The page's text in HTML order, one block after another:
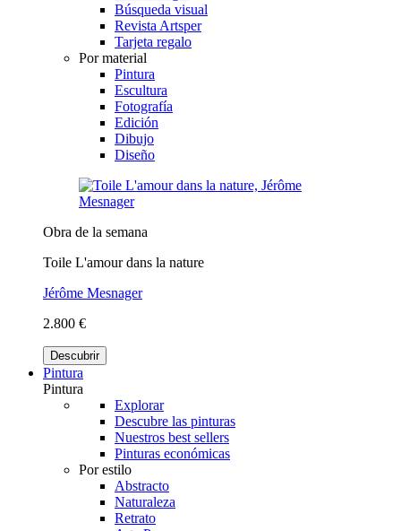
Búsqueda visual
Revista Artsper
Tarjeta regalo
Por material
Pintura
Escultura
Fotografía
Edición
Dibujo
Diseño
Obra de la semana
Toile L'amour dans la nature
Jérôme Mesnager
2.800 €
Descubrir
Pintura
Pintura
Explorar
Descubre las pinturas
Nuestros best sellers
Pinturas económicas
Por estilo
Abstracto
Naturaleza
Retrato